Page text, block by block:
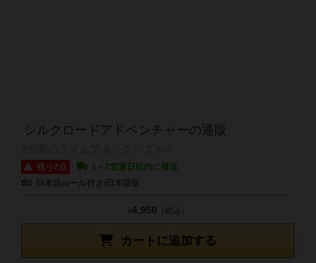
シルクロードアドベンチャーの通販
残り2点
1～2営業日以内に発送
カートに追加する
¥4,950 （税込）